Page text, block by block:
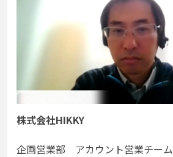
株式会社HIKKY
企画営業部 アカウント営業チーム